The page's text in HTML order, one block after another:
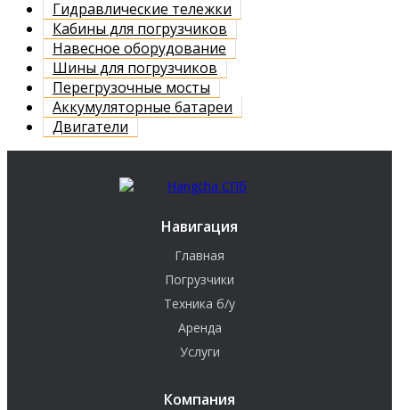
Гидравлические тележки
Кабины для погрузчиков
Навесное оборудование
Шины для погрузчиков
Перегрузочные мосты
Аккумуляторные батареи
Двигатели
Навигация
Главная
Погрузчики
Техника б/у
Аренда
Услуги
Компания